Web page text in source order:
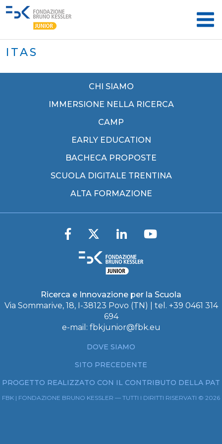
ITAS
CHI SIAMO
IMMERSIONE NELLA RICERCA
CAMP
EARLY EDUCATION
BACHECA PROPOSTE
SCUOLA DIGITALE TRENTINA
ALTA FORMAZIONE
Ricerca e Innovazione per la Scuola
Via Sommarive, 18, I-38123 Povo (TN) | tel. +39 0461 314
694
e-mail: fbkjunior@fbk.eu
DOVE SIAMO
SITO PRECEDENTE
PROGETTO REALIZZATO CON IL CONTRIBUTO DELLA PAT
FBK | FONDAZIONE BRUNO KESSLER — TUTTI I DIRITTI RISERVATI © 2026